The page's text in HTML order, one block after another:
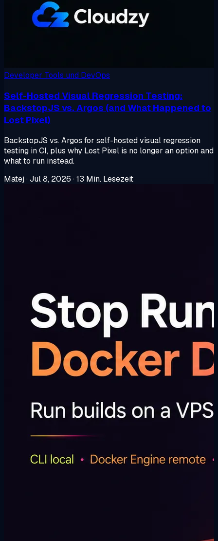
Developer Tools und DevOps
Self-Hosted Visual Regression Testing:
BackstopJS vs. Argos (and What Happened to
Lost Pixel)
BackstopJS vs. Argos for self-hosted visual regression
testing in CI, plus why Lost Pixel is no longer an option and
what to run instead.
Matej·Jul 8, 2026 ·13 Min. Lesezeit